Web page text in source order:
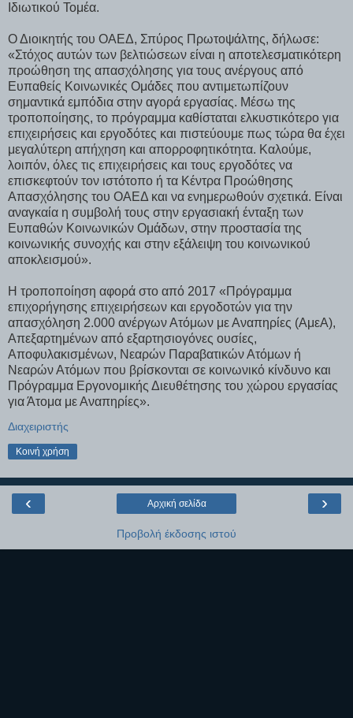
Ιδιωτικού Τομέα.
Ο Διοικητής του ΟΑΕΔ, Σπύρος Πρωτοψάλτης, δήλωσε:
«Στόχος αυτών των βελτιώσεων είναι η αποτελεσματικότερη
προώθηση της απασχόλησης για τους ανέργους από
Ευπαθείς Κοινωνικές Ομάδες που αντιμετωπίζουν
σημαντικά εμπόδια στην αγορά εργασίας. Μέσω της
τροποποίησης, το πρόγραμμα καθίσταται ελκυστικότερο για
επιχειρήσεις και εργοδότες και πιστεύουμε πως τώρα θα έχει
μεγαλύτερη απήχηση και απορροφητικότητα. Καλούμε,
λοιπόν, όλες τις επιχειρήσεις και τους εργοδότες να
επισκεφτούν τον ιστότοπο ή τα Κέντρα Προώθησης
Απασχόλησης του ΟΑΕΔ και να ενημερωθούν σχετικά. Είναι
αναγκαία η συμβολή τους στην εργασιακή ένταξη των
Ευπαθών Κοινωνικών Ομάδων, στην προστασία της
κοινωνικής συνοχής και στην εξάλειψη του κοινωνικού
αποκλεισμού».
Η τροποποίηση αφορά στο από 2017 «Πρόγραμμα
επιχορήγησης επιχειρήσεων και εργοδοτών για την
απασχόληση 2.000 ανέργων Ατόμων με Αναπηρίες (ΑμεΑ),
Απεξαρτημένων από εξαρτησιογόνες ουσίες,
Αποφυλακισμένων, Νεαρών Παραβατικών Ατόμων ή
Νεαρών Ατόμων που βρίσκονται σε κοινωνικό κίνδυνο και
Πρόγραμμα Εργονομικής Διευθέτησης του χώρου εργασίας
για Άτομα με Αναπηρίες».
Διαχειριστής
Κοινή χρήση
‹ ›
Αρχική σελίδα
Προβολή έκδοσης ιστού